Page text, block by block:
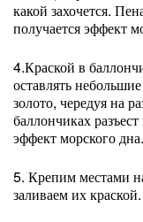
какой захочется.
получается эффект
4.Краской в
оставлять
золото, чередуя на
баллончиках
эффект морского дна.
5. Крепим местами
заливаем их краской.